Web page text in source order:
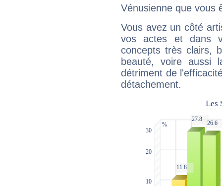
Vénusienne que vous
Vous avez un côté
vos actes et dans
concepts très clairs,
beauté, voire aussi
détriment de
détachement.